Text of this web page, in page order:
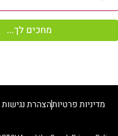
מחכים לך...
מדיניות פרטיותהצהרת נגישות